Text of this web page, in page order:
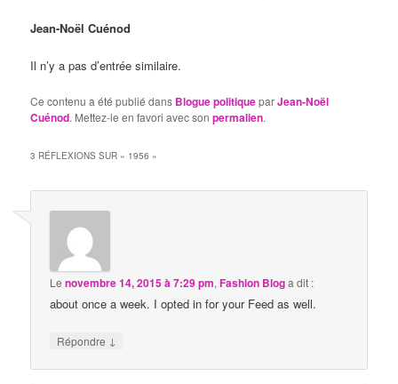
Jean-Noël Cuénod
Il n’y a pas d’entrée similaire.
Ce contenu a été publié dans Blogue politiqueparJean-Noël
Cuénod. Mettez-le en favori avec sonpermalien.
3 RÉFLEXIONS SUR « 1956 »
Lenovembre 14, 2015 à 7:29 pm,Fashion Bloga dit :
about once a week. I opted in for your Feed as well.
Répondre ↓